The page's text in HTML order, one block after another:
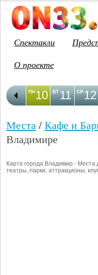
Спектакли
О проекте
10
ПН 11
ВТ 12
СР
Места /Кафе и
Владимире
Карта города Владимир -
театры, парки, аттракционы,